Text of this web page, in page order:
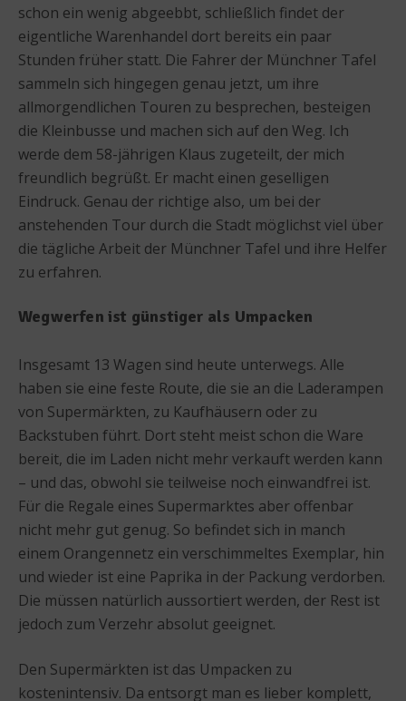
schon ein wenig abgeebbt, schließlich findet der
eigentliche Warenhandel dort bereits ein paar
Stunden früher statt. Die Fahrer der Münchner Tafel
sammeln sich hingegen genau jetzt, um ihre
allmorgendlichen Touren zu besprechen, besteigen
die Kleinbusse und machen sich auf den Weg. Ich
werde dem 58-jährigen Klaus zugeteilt, der mich
freundlich begrüßt. Er macht einen geselligen
Eindruck. Genau der richtige also, um bei der
anstehenden Tour durch die Stadt möglichst viel über
die tägliche Arbeit der Münchner Tafel und ihre Helfer
zu erfahren.
Wegwerfen ist günstiger als Umpacken
Insgesamt 13 Wagen sind heute unterwegs. Alle
haben sie eine feste Route, die sie an die Laderampen
von Supermärkten, zu Kaufhäusern oder zu
Backstuben führt. Dort steht meist schon die Ware
bereit, die im Laden nicht mehr verkauft werden kann
– und das, obwohl sie teilweise noch einwandfrei ist.
Für die Regale eines Supermarktes aber offenbar
nicht mehr gut genug. So befindet sich in manch
einem Orangennetz ein verschimmeltes Exemplar, hin
und wieder ist eine Paprika in der Packung verdorben.
Die müssen natürlich aussortiert werden, der Rest ist
jedoch zum Verzehr absolut geeignet.
Den Supermärkten ist das Umpacken zu
kostenintensiv. Da entsorgt man es lieber komplett,